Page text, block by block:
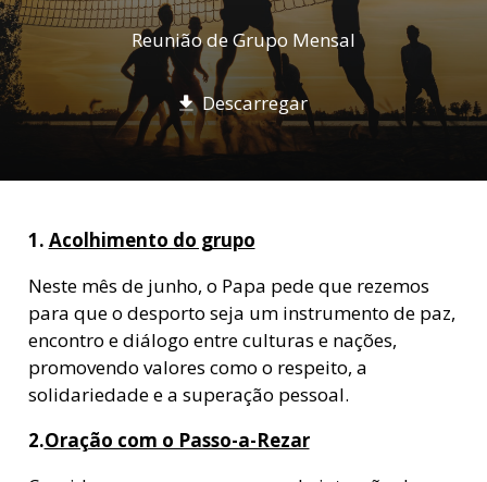
Reunião de Grupo Mensal
Descarregar
1. Acolhimento do grupo
Neste mês de junho, o Papa pede que rezemos
para que o desporto seja um instrumento de paz,
encontro e diálogo entre culturas e nações,
promovendo valores como o respeito, a
solidariedade e a superação pessoal.
2.Oração com o Passo-a-Rezar